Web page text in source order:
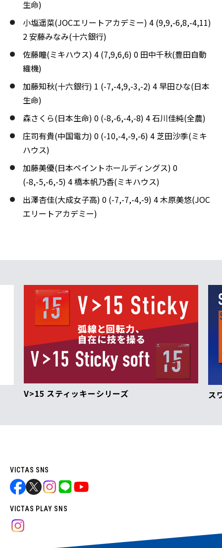
生命)
小塩遥菜(JOCエリートアカデミー) 4 (9,9,-6,8,-4,11)
2 安藤みなみ(十六銀行)
佐藤瞳(ミキハウス) 4 (7,9,6,6) 0 田中千秋(豊田自動
織機)
加藤知秋(十六銀行) 1 (-7,-4,9,-3,-2) 4 早田ひな(日本
生命)
森さくら(日本生命) 0 (-8,-6,-4,-8) 4 石川佳純(全農)
庄司有貴(中国電力) 0 (-10,-4,-9,-6) 4 芝田沙季(ミキ
ハウス)
加藤美優(日本ペイントホールディングス) 0
(-8,-5,-6,-5) 4 橋本帆乃香(ミキハウス)
出澤杏佳(大成女子高) 0 (-7,-7,-4,-9) 4 木原美悠(JOC
エリートアカデミー)
V>15 スティッキーシリーズ ス
VICTAS SNS
VICTAS PLAY SNS